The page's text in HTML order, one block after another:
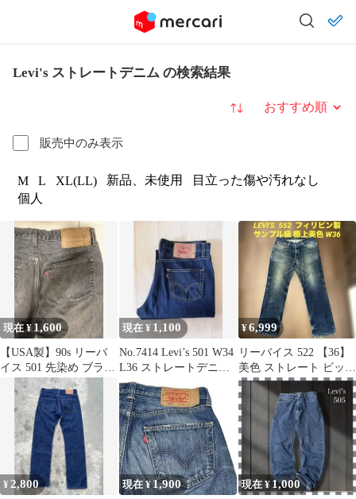
Levi's ストレートデニム の検索結果
販売中のみ表示
並び替え
M L XL(LL) 新品、未使用
目立った傷や汚れなし
個人
現在 ¥ 1,600
【USA製】90s リーバ
イス 501 先染め ブラッ
ク デニム W33 L34
現在 ¥ 1,100
No.7414 Levi’s 501 W34
L36 ストレートデニム
ジーンズ
¥6,999
リーバイス 522 【36】
美色 ストレート ビッグ
サイズ フィリピン
¥ 2,800 現在 ¥ 1,900 現在 ¥ 1,000